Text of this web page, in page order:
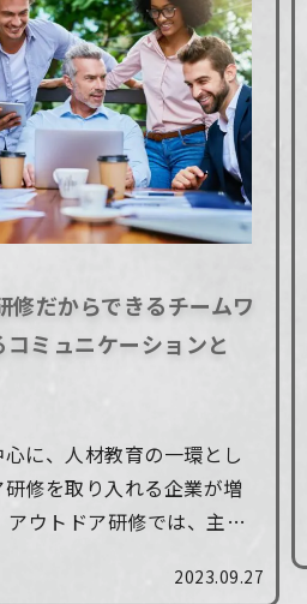
修だからできるチームワ
ミュニケーションと
に、人材教育の一環とし
修を取り入れる企業が増
アウトドア研修では、主体
、さまざまな副次効果が期
2023.09.27